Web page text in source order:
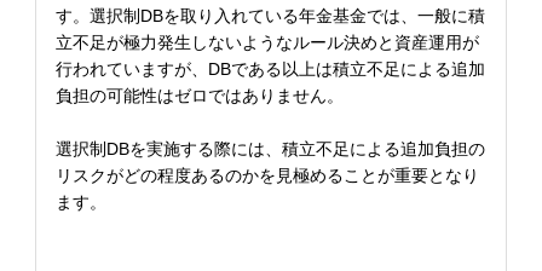
す。選択制DBを取り入れている年金基金では、一般に積
立不足が極力発生しないようなルール決めと資産運用が
行われていますが、DBである以上は積立不足による追加
負担の可能性はゼロではありません。
選択制DBを実施する際には、積立不足による追加負担の
リスクがどの程度あるのかを見極めることが重要となり
ます。